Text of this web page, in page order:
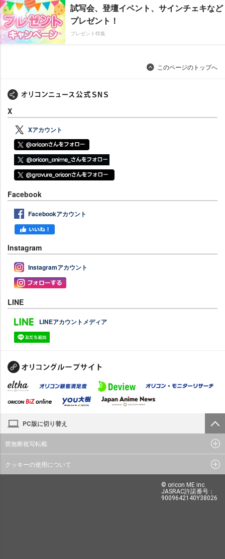
試写会、登壇イベント、サインチェキなど
プレゼント！
プレゼント特集
このページのトップへ
X
Xアカウント
Facebook
Facebookアカウント
Instagram
Instagramアカウント
LINE
LINEアカウントメディア
PC版に切り替え
禁無断複写転載
クッキーの使用について
© oricon ME inc.
JASRAC許諾番号：
9009642140Y38026